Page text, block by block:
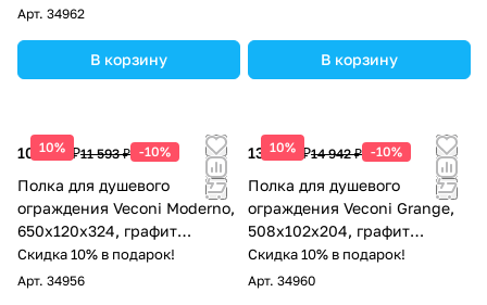
Арт. 34962
В корзину В корзину
10%
10 434 ₽11 593 ₽ -10%
Полка для душевого
ограждения Veconi Moderno,
650x120x324, графит
брашинг
Скидка 10% в подарок!
Арт. 34956
10%
13 448 ₽14 942 ₽ -10%
Полка для душевого
ограждения Veconi Grange,
508x102x204, графит
брашинг
Скидка 10% в подарок!
Арт. 34960